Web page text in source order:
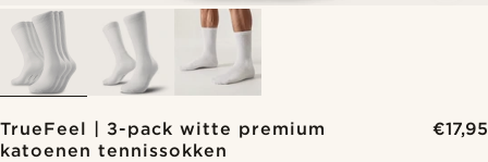
TrueFeel | 3-pack witte premium
katoenen tennissokken
€17,95